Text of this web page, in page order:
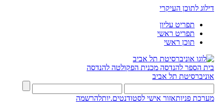
דילוג לתוכן העיקרי
תפריט עליון
תפריט ראשי
תוכן ראשי
בית הספר להנדסה מכנית הפקולטה להנדסה
אוניברסיטת תל אביב
מערכת פניותאזור אישי לסטודנטים.יותלהרשמה